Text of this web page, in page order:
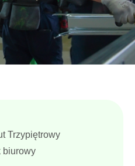
Trzypiętrowy
biurowy